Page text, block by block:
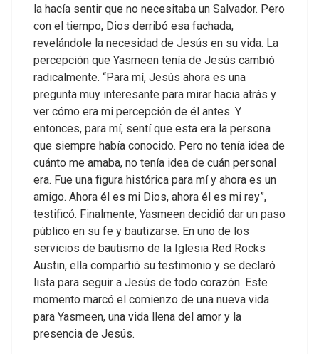
la hacía sentir que no necesitaba un Salvador. Pero
con el tiempo, Dios derribó esa fachada,
revelándole la necesidad de Jesús en su vida. La
percepción que Yasmeen tenía de Jesús cambió
radicalmente. “Para mí, Jesús ahora es una
pregunta muy interesante para mirar hacia atrás y
ver cómo era mi percepción de él antes. Y
entonces, para mí, sentí que esta era la persona
que siempre había conocido. Pero no tenía idea de
cuánto me amaba, no tenía idea de cuán personal
era. Fue una figura histórica para mí y ahora es un
amigo. Ahora él es mi Dios, ahora él es mi rey”,
testificó. Finalmente, Yasmeen decidió dar un paso
público en su fe y bautizarse. En uno de los
servicios de bautismo de la Iglesia Red Rocks
Austin, ella compartió su testimonio y se declaró
lista para seguir a Jesús de todo corazón. Este
momento marcó el comienzo de una nueva vida
para Yasmeen, una vida llena del amor y la
presencia de Jesús.